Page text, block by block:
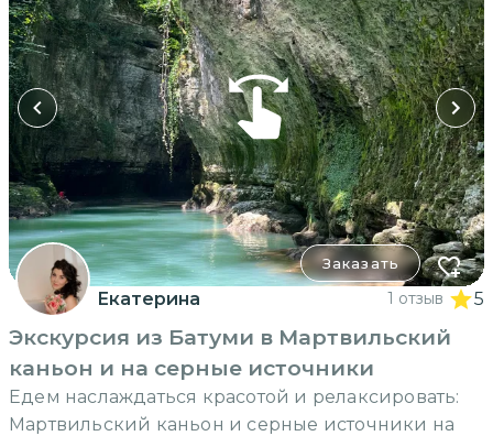
Заказать
Екатерина 1 отзыв 5
Экскурсия из Батуми в Мартвильский
каньон и на серные источники
Едем наслаждаться красотой и релаксировать:
Мартвильский каньон и серные источники на